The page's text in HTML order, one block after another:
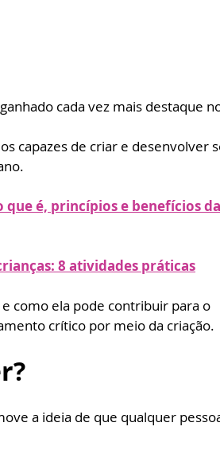
cada vez mais destaque
capazes de criar e desenvolver
é, princípios e benefícios
8 atividades práticas
como ela pode contribuir para o
crítico por meio da criação.
a ideia de que qualquer